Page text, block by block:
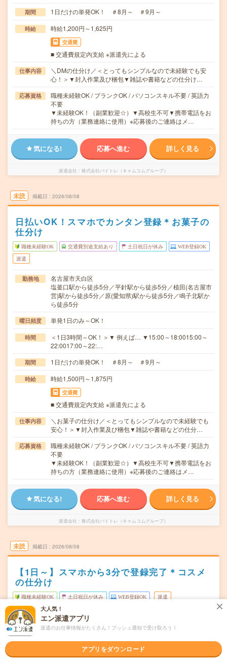
期間 1日だけの単発OK！ ＃8月～ ＃9月～
時給 時給1,200円～1,625円
交通費
■ 交通費規定内支給 ※派遣先による
仕事内容
＼DMの仕分け／＜とってもシンプルなので未経験でも安
心！＞▼封入作業及び梱包▼雑誌や書籍などの仕分け…
応募資格
職種未経験OK / ブランクOK / パソコンスキル不要 / 英語力
不要
▼未経験OK！（副業歓迎☆）▼高校生不可▼携帯電話をお
持ちの方（業務連絡に使用）※応募後のご連絡はメ…
気になる! 応募へ進む 詳しく見る
派遣会社 株式会社バイトレ（キャムコムグループ）
未読 掲載日 2026/08/08
日払いOK！スマホでカンタン登録＊お菓子の
仕分け
職種未経験OK 交通費別途支給あり 土日祝日が休み WEB登録OK
派遣
勤務地
名古屋市天白区
塩釜口駅から徒歩5分／平針駅から徒歩5分／植田(名古屋市
営)駅から徒歩5分／原(愛知県)駅から徒歩5分／鳴子北駅か
ら徒歩5分
曜日頻度 単発1日のみ～OK！
時間
＜1日3時間～OK！＞▼ 例えば… ▼15:00～18:0015:00～
22:0017:00～22:…
期間 1日だけの単発OK！ ＃8月～ ＃9月～
時給 時給1,500円～1,875円
交通費
■ 交通費規定内支給 ※派遣先による
仕事内容
＼お菓子の仕分け／＜とってもシンプルなので未経験でも
安心！＞▼封入作業及び梱包▼雑誌や書籍などの仕分…
応募資格
職種未経験OK / ブランクOK / パソコンスキル不要 / 英語力
不要
▼未経験OK！（副業歓迎☆）▼高校生不可▼携帯電話をお
持ちの方（業務連絡に使用）※応募後のご連絡はメ…
気になる! 応募へ進む 詳しく見る
派遣会社 株式会社バイトレ（キャムコムグループ）
未読 掲載日 2026/08/08
【1日～】スマホから3分で登録完了＊コスメ
の仕分け
職種未経験OK 土日祝日が休み WEB登録OK 派遣
勤務地
愛知県一宮市
尾張一宮駅からバイク・車---分／名鉄一宮駅からバイク・
車---分／木曽川駅からバイク・車---分／新木曽川駅からバ
イク・車---分／妙興寺駅からバイク・車---分
曜日頻度 月～金のうち、1日～OK！
大人気！
エン派遣アプリ
派遣のお仕事情報がたくさん！プッシュ通知で受け取ろう！
アプリをダウンロード